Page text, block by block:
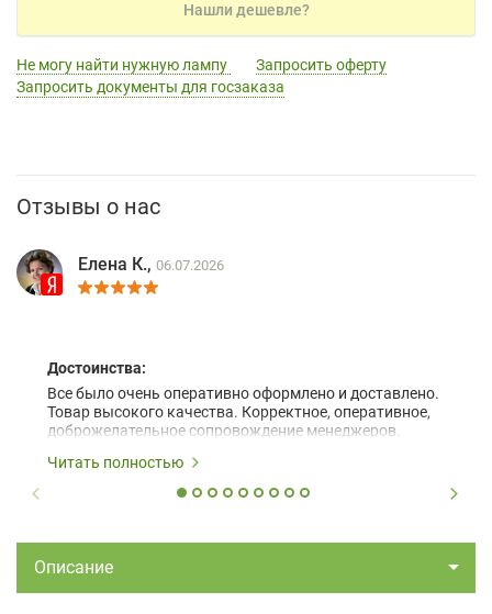
Нашли дешевле?
Не могу найти нужную лампу
Запросить оферту
Запросить документы для госзаказа
Отзывы о нас
Елена К., 06.07.2026
Достоинства:
Все было очень оперативно оформлено и доставлено.
Товар высокого качества. Корректное, оперативное,
доброжелательное сопровождение менеджеров.
Читать полностью
Описание